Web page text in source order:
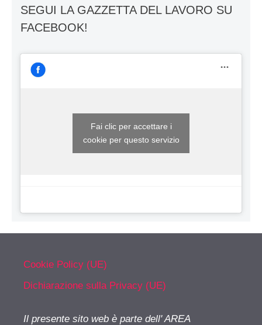
SEGUI LA GAZZETTA DEL LAVORO SU
FACEBOOK!
Fai clic per accettare i
cookie per questo servizio
Cookie Policy (UE)
Dichiarazione sulla Privacy (UE)
Il presente sito web è parte dell' AREA